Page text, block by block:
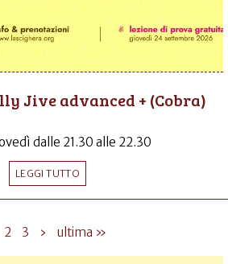
Jive advanced + (Cobra)
dalle 21.30 alle 22.30
LEGGI TUTTO
2 3 › ultima »